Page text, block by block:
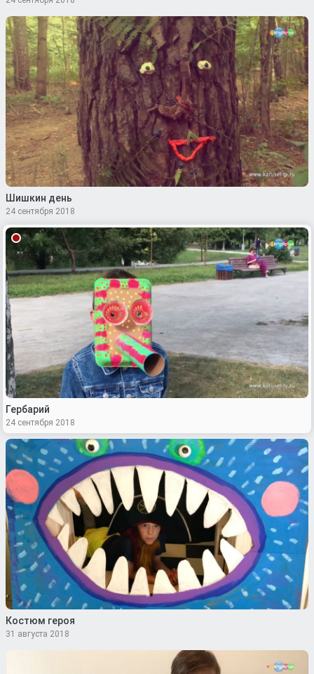
Шишкин день
24 сентября 2018
Гербарий
24 сентября 2018
Костюм героя
31 августа 2018